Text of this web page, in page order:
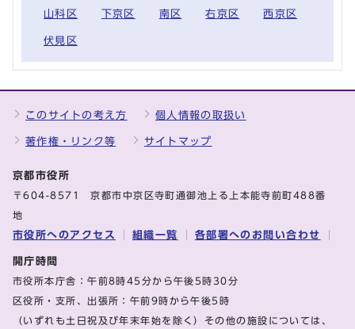
山科区 下京区 南区 右京区 西京区
伏見区
このサイトの考え方 個人情報の取扱い
著作権・リンク等 サイトマップ
京都市役所
〒604-8571 京都市中京区寺町通御池上る上本能寺前町488番
地
市役所へのアクセス 組織一覧 各部署へのお問い合わせ
開庁時間
市役所本庁舎：午前8時45分から午後5時30分
区役所・支所、出張所：午前9時から午後5時
（いずれも土日祝及び年末年始を除く）その他の施設については、